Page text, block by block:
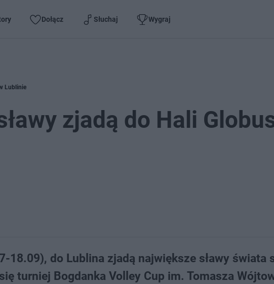
Dołącz Słuchaj Wygraj
Lublinie
zjadą do Hali
18.09), do Lublina zjadą największe sławy świata
turniej Bogdanka Volley Cup im. Tomasza